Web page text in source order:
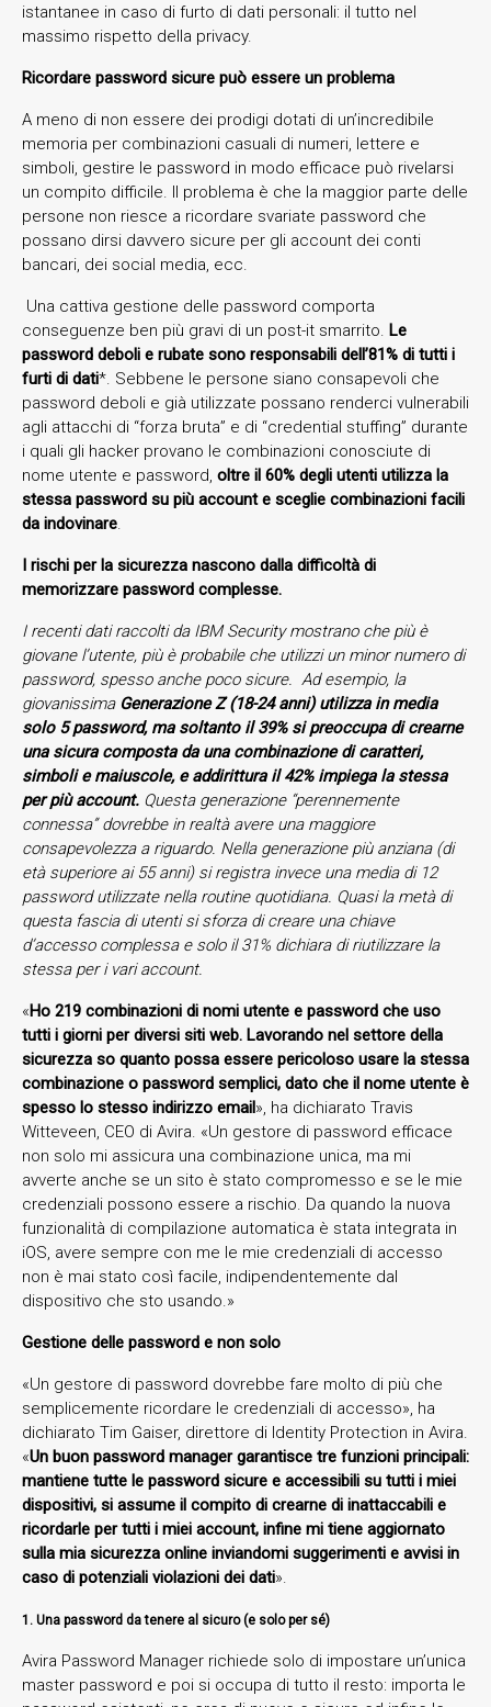
istantanee in caso di furto di dati personali: il tutto nel
massimo rispetto della privacy.
Ricordare password sicure può essere un problema
A meno di non essere dei prodigi dotati di un’incredibile
memoria per combinazioni casuali di numeri, lettere e
simboli, gestire le password in modo efficace può rivelarsi
un compito difficile. Il problema è che la maggior parte delle
persone non riesce a ricordare svariate password che
possano dirsi davvero sicure per gli account dei conti
bancari, dei social media, ecc.
Una cattiva gestione delle password comporta
conseguenze ben più gravi di un post-it smarrito. Le
password deboli e rubate sono responsabili dell’81% di tutti i
furti di dati*. Sebbene le persone siano consapevoli che
password deboli e già utilizzate possano renderci vulnerabili
agli attacchi di “forza bruta” e di “credential stuffing” durante
i quali gli hacker provano le combinazioni conosciute di
nome utente e password, oltre il 60% degli utenti utilizza la
stessa password su più account e sceglie combinazioni facili
da indovinare.
I rischi per la sicurezza nascono dalla difficoltà di
memorizzare password complesse.
I recenti dati raccolti da IBM Security mostrano che più è
giovane l’utente, più è probabile che utilizzi un minor numero di
password, spesso anche poco sicure. Ad esempio, la
giovanissima Generazione Z (18-24 anni) utilizza in media
solo 5 password, ma soltanto il 39% si preoccupa di crearne
una sicura composta da una combinazione di caratteri,
simboli e maiuscole, e addirittura il 42% impiega la stessa
per più account. Questa generazione “perennemente
connessa” dovrebbe in realtà avere una maggiore
consapevolezza a riguardo. Nella generazione più anziana (di
età superiore ai 55 anni) si registra invece una media di 12
password utilizzate nella routine quotidiana. Quasi la metà di
questa fascia di utenti si sforza di creare una chiave
d’accesso complessa e solo il 31% dichiara di riutilizzare la
stessa per i vari account.
«Ho 219 combinazioni di nomi utente e password che uso
tutti i giorni per diversi siti web. Lavorando nel settore della
sicurezza so quanto possa essere pericoloso usare la stessa
combinazione o password semplici, dato che il nome utente è
spesso lo stesso indirizzo email», ha dichiarato Travis
Witteveen, CEO di Avira. «Un gestore di password efficace
non solo mi assicura una combinazione unica, ma mi
avverte anche se un sito è stato compromesso e se le mie
credenziali possono essere a rischio. Da quando la nuova
funzionalità di compilazione automatica è stata integrata in
iOS, avere sempre con me le mie credenziali di accesso
non è mai stato così facile, indipendentemente dal
dispositivo che sto usando.»
Gestione delle password e non solo
«Un gestore di password dovrebbe fare molto di più che
semplicemente ricordare le credenziali di accesso», ha
dichiarato Tim Gaiser, direttore di Identity Protection in Avira.
«Un buon password manager garantisce tre funzioni principali:
mantiene tutte le password sicure e accessibili su tutti i miei
dispositivi, si assume il compito di crearne di inattaccabili e
ricordarle per tutti i miei account, infine mi tiene aggiornato
sulla mia sicurezza online inviandomi suggerimenti e avvisi in
caso di potenziali violazioni dei dati».
1. Una password da tenere al sicuro (e solo per sé)
Avira Password Manager richiede solo di impostare un’unica
master password e poi si occupa di tutto il resto: importa le